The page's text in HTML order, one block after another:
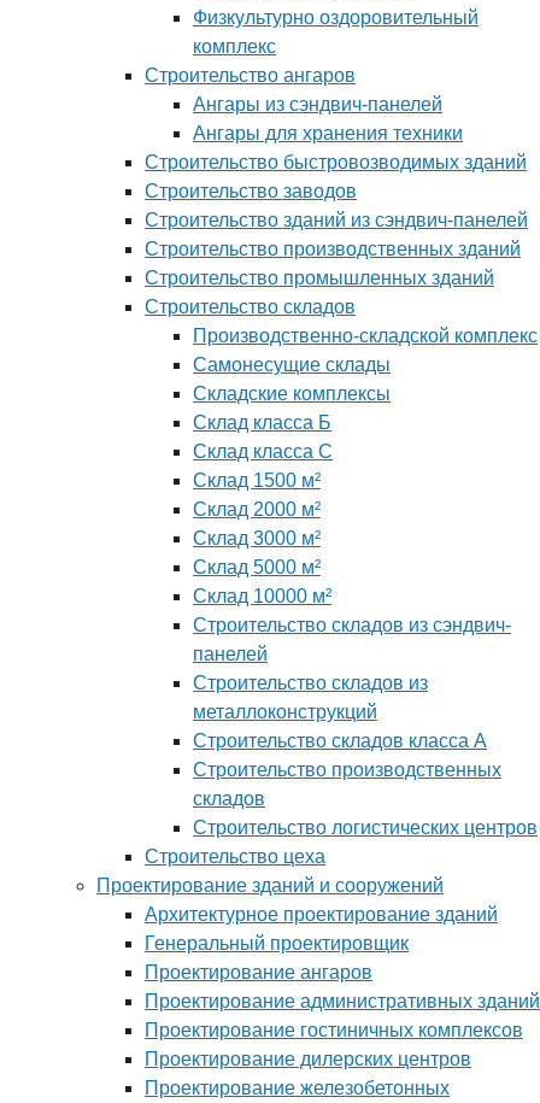
Физкультурно оздоровительный
комплекс
Строительство ангаров
Ангары из сэндвич-панелей
Ангары для хранения техники
Строительство быстровозводимых зданий
Строительство заводов
Строительство зданий из сэндвич-панелей
Строительство производственных зданий
Строительство промышленных зданий
Строительство складов
Производственно-складской комплекс
Самонесущие склады
Складские комплексы
Склад класса Б
Склад класса С
Склад 1500 м²
Склад 2000 м²
Склад 3000 м²
Склад 5000 м²
Склад 10000 м²
Строительство складов из сэндвич-
панелей
Строительство складов из
металлоконструкций
Строительство складов класса А
Строительство производственных
складов
Строительство логистических центров
Строительство цеха
Проектирование зданий и сооружений
Архитектурное проектирование зданий
Генеральный проектировщик
Проектирование ангаров
Проектирование административных зданий
Проектирование гостиничных комплексов
Проектирование дилерских центров
Проектирование железобетонных